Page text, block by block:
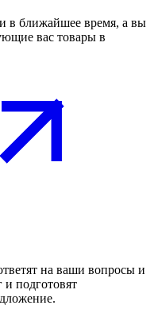
в ближайшее время, а вы
вас товары в
на ваши вопросы и
и подготовят